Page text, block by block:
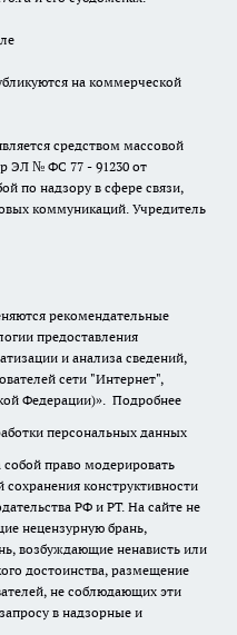
на коммерческой
средством массовой
ЭЛ № ФС 77 - 91230 от
по надзору в сфере связи,
коммуникаций. Учредитель
рекомендательные
предоставления
и анализа сведений,
сети "Интернет",
Федерации)». Подробнее
персональных данных
право модерировать
конструктивности
РФ и РТ. На сайте не
нецензурную брань,
возбуждающие ненависть или
достоинства, размещение
не соблюдающих эти
в надзорные и